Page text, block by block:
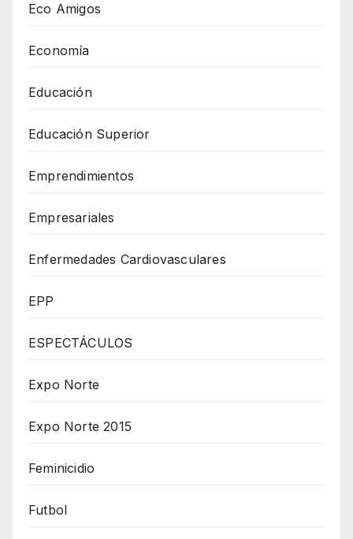
Eco Amigos
Economía
Educación
Educación Superior
Emprendimientos
Empresariales
Enfermedades Cardiovasculares
EPP
ESPECTÁCULOS
Expo Norte
Expo Norte 2015
Feminicidio
Futbol